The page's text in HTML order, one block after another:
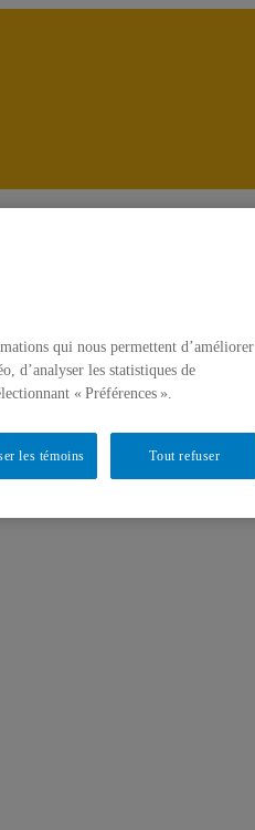
qui nous permettent d’améliorer
d’analyser les statistiques de
« Préférences ».
Tout refuser
les témoins